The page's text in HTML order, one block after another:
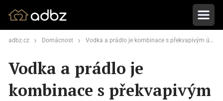
adbz.cz Domácnost Vodka a prádlo je kombinace s překvapivým účinkem. Silně dezinfikuje a odstraňuje i ty nejodolnější pachy
Vodka a prádlo je
kombinace s překvapivým